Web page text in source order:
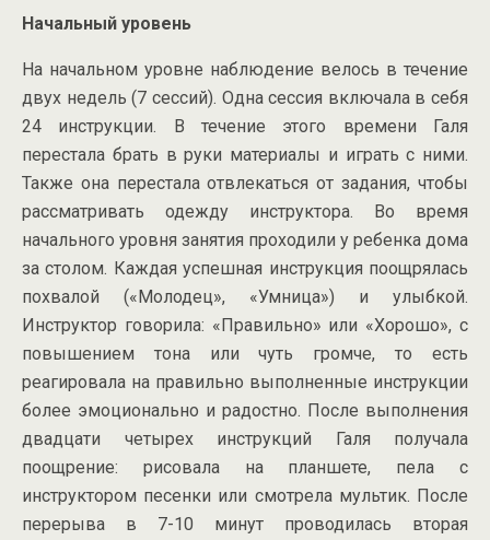
Начальный уровень
На начальном уровне наблюдение велось в течение
двух недель (7 сессий). Одна сессия включала в себя
24 инструкции. В течение этого времени Галя
перестала брать в руки материалы и играть с ними.
Также она перестала отвлекаться от задания, чтобы
рассматривать одежду инструктора. Во время
начального уровня занятия проходили у ребенка дома
за столом. Каждая успешная инструкция поощрялась
похвалой («Молодец», «Умница») и улыбкой.
Инструктор говорила: «Правильно» или «Хорошо», с
повышением тона или чуть громче, то есть
реагировала на правильно выполненные инструкции
более эмоционально и радостно. После выполнения
двадцати четырех инструкций Галя получала
поощрение: рисовала на планшете, пела с
инструктором песенки или смотрела мультик. После
перерыва в 7-10 минут проводилась вторая